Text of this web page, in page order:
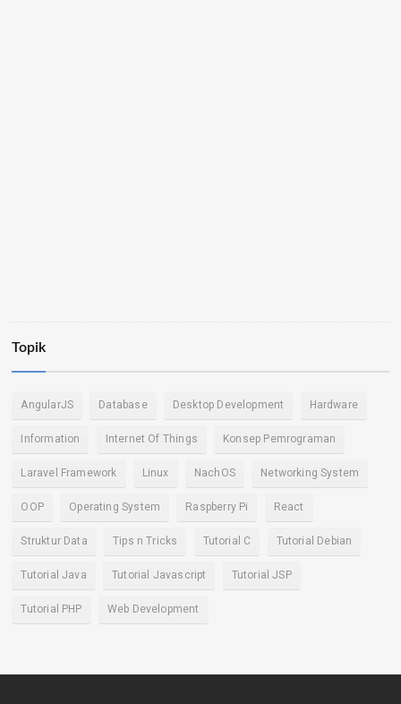
Topik
AngularJS Database Desktop Development Hardware
Information Internet Of Things Konsep Pemrograman
Laravel Framework Linux NachOS Networking System
OOP Operating System Raspberry Pi React
Struktur Data Tips n Tricks Tutorial C Tutorial Debian
Tutorial Java Tutorial Javascript Tutorial JSP
Tutorial PHP Web Development